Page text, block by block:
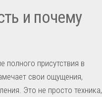
и почему
полного присутствия в
свои ощущения,
Это не просто техника,